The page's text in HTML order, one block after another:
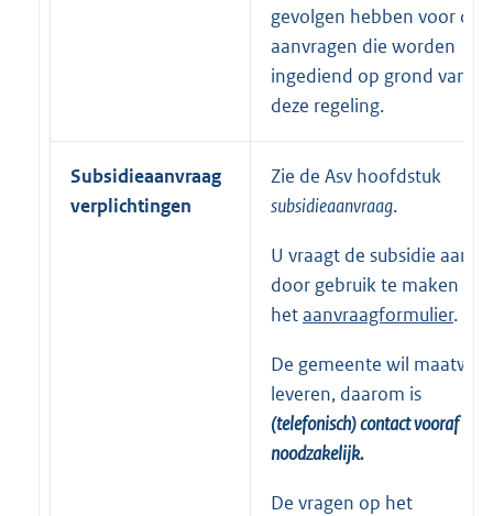
gevolgen hebben voor de
aanvragen die worden
ingediend op grond van
deze regeling.
Subsidieaanvraag
verplichtingen
Zie de Asv hoofdstuk
subsidieaanvraag.
U vraagt de subsidie aan
door gebruik te maken van
hetaanvraagformulier.
De gemeente wil
leveren, daarom is
(telefonisch) contact vooraf
noodzakelijk.
De vragen op het